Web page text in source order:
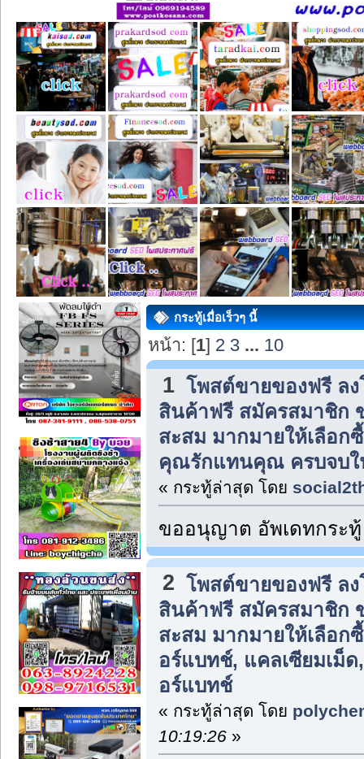
กระทู้เมื่อเร็วๆ นี้
หน้า: [1] 2 3 ... 10
1 โพสต์ขายของฟรี ล
สินค้าฟรี สมัครสมาชิก
สะสม มากมายให้เลือก
คุณรักแทนคุณ ครบจบใ
« กระทู้ล่าสุด โดย
ขออนุญาต อัพเดทกระทู้
2 โพสต์ขายของฟรี ล
สินค้าฟรี สมัครสมาชิก
สะสม มากมายให้เลือก
อร์แบทช์, แคลเซียมเม็
อร์แบทช์
« กระทู้ล่าสุด โดย
10:19:26»